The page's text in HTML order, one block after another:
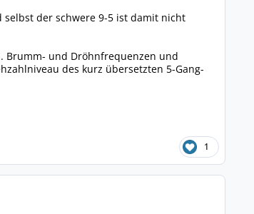
selbst der schwere 9-5 ist damit nicht
Brumm- und Dröhnfrequenzen und
des kurz übersetzten 5-Gang-
1